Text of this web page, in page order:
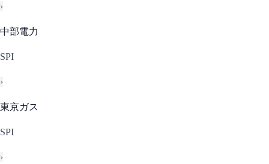
›
中部電力
SPI
›
東京ガス
SPI
›